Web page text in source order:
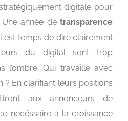
digitale pour
année de transparence
est temps de dire clairement
du digital sont trop
l’ombre. Qui travaille avec
? En clarifiant leurs positions
aux annonceurs de
nécéssaire à la croissance